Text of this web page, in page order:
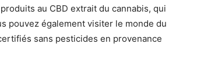
au CBD extrait du cannabis, qui
pouvez également visiter le monde du
sans pesticides en provenance